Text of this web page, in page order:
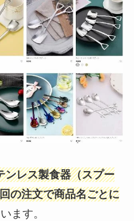
ンレス製食器（スプー
の注文で商品名ごとに
ます。